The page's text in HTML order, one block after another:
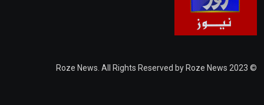
© 2023 Roze News. All Rights Reserved by Roze News